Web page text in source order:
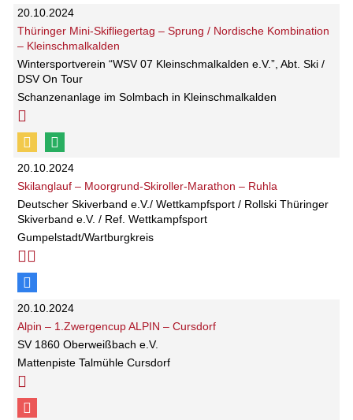
20.10.2024
Thüringer Mini-Skifliegertag – Sprung / Nordische Kombination
– Kleinschmalkalden
Wintersportverein “WSV 07 Kleinschmalkalden e.V.”, Abt. Ski /
DSV On Tour
Schanzenanlage im Solmbach in Kleinschmalkalden
20.10.2024
Skilanglauf – Moorgrund-Skiroller-Marathon – Ruhla
Deutscher Skiverband e.V./ Wettkampfsport / Rollski Thüringer
Skiverband e.V. / Ref. Wettkampfsport
Gumpelstadt/Wartburgkreis
20.10.2024
Alpin – 1.Zwergencup ALPIN – Cursdorf
SV 1860 Oberweißbach e.V.
Mattenpiste Talmühle Cursdorf